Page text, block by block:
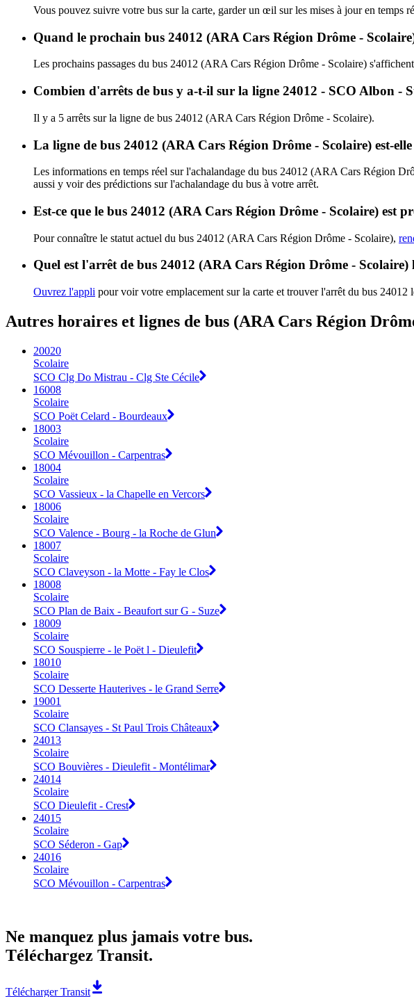
Vous pouvez suivre votre bus sur la carte, garder un œil sur les mises à jour en
Quand le prochain bus 24012 (ARA Cars Région Drôme -
Les prochains passages du bus 24012 (ARA Cars Région Drôme - Scolaire) s'affichent
Combien d'arrêts de bus y a-t-il sur la ligne 24012 - SCO Albon -
Il y a 5 arrêts sur la ligne de bus 24012 (ARA Cars Région Drôme - Scolaire).
La ligne de bus 24012 (ARA Cars Région Drôme - Scolaire) est-
Les informations en temps réel sur l'achalandage du bus 24012 (ARA Cars Région
aussi y voir des prédictions sur l'achalandage du bus à votre arrêt.
Est-ce que le bus 24012 (ARA Cars Région Drôme - Scolaire) est
Pour connaître le statut actuel du bus 24012 (ARA Cars Région Drôme - Scolaire),
Quel est l'arrêt de bus 24012 (ARA Cars Région Drôme - Scolaire)
Ouvrez l'appli pour voir votre emplacement sur la carte et trouver l'arrêt du bus 24012
Autres horaires et lignes de bus (ARA Cars Région
20020
Scolaire
SCO Clg Do Mistrau - Clg Ste Cécile
16008
Scolaire
SCO Poët Celard - Bourdeaux
18003
Scolaire
SCO Mévouillon - Carpentras
18004
Scolaire
SCO Vassieux - la Chapelle en Vercors
18006
Scolaire
SCO Valence - Bourg - la Roche de Glun
18007
Scolaire
SCO Claveyson - la Motte - Fay le Clos
18008
Scolaire
SCO Plan de Baix - Beaufort sur G - Suze
18009
Scolaire
SCO Souspierre - le Poët l - Dieulefit
18010
Scolaire
SCO Desserte Hauterives - le Grand Serre
19001
Scolaire
SCO Clansayes - St Paul Trois Châteaux
24013
Scolaire
SCO Bouvières - Dieulefit - Montélimar
24014
Scolaire
SCO Dieulefit - Crest
24015
Scolaire
SCO Séderon - Gap
24016
Scolaire
SCO Mévouillon - Carpentras
Ne manquez plus jamais votre bus.
Téléchargez Transit.
Télécharger Transit